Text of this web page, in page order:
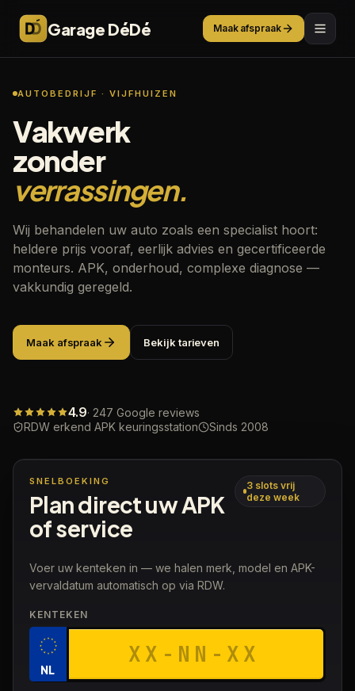
Garage DéDé Maak afspraak
AUTOBEDRIJF · VIJFHUIZEN
Vakwerk
zonder
verrassingen.
Wij behandelen uw auto zoals een specialist hoort:
heldere prijs vooraf, eerlijk advies en gecertificeerde
monteurs. APK, onderhoud, complexe diagnose —
vakkundig geregeld.
Maak afspraak Bekijk tarieven
4.9· 247 Google reviews
RDW erkend APK keuringsstation
Sinds 2008
SNELBOEKING
Plan direct uw APK
of service
3 slots vrij
deze week
Voer uw kenteken in — we halen merk, model en APK-
vervaldatum automatisch op via RDW.
KENTEKEN
NL